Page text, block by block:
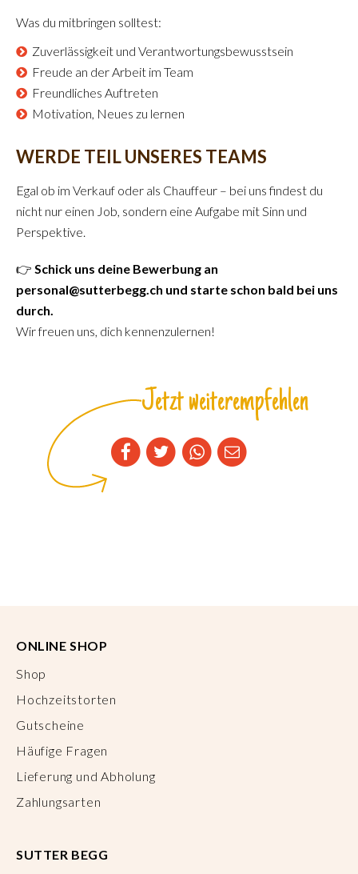
Was du mitbringen solltest:
Zuverlässigkeit und Verantwortungsbewusstsein
Freude an der Arbeit im Team
Freundliches Auftreten
Motivation, Neues zu lernen
WERDE TEIL UNSERES TEAMS
Egal ob im Verkauf oder als Chauffeur – bei uns findest du
nicht nur einen Job, sondern eine Aufgabe mit Sinn und
Perspektive.
👉 Schick uns deine Bewerbung an
personal@sutterbegg.ch und starte schon bald bei uns
durch.
Wir freuen uns, dich kennenzulernen!
Jetzt weiterempfehlen
ONLINE SHOP
Shop
Hochzeitstorten
Gutscheine
Häufige Fragen
Lieferung und Abholung
Zahlungsarten
SUTTER BEGG